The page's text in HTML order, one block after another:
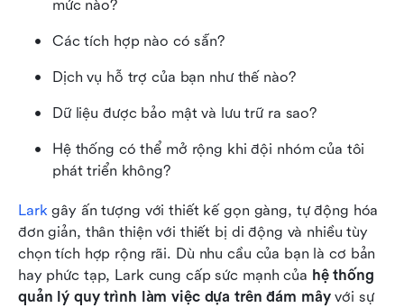
mức nào?
Các tích hợp nào có sẵn?
Dịch vụ hỗ trợ của bạn như thế nào?
Dữ liệu được bảo mật và lưu trữ ra sao?
Hệ thống có thể mở rộng khi đội nhóm của tôi
phát triển không?
Lark gây ấn tượng với thiết kế gọn gàng, tự động hóa
đơn giản, thân thiện với thiết bị di động và nhiều tùy
chọn tích hợp rộng rãi. Dù nhu cầu của bạn là cơ bản
hay phức tạp, Lark cung cấp sức mạnh của hệ thống
quản lý quy trình làm việc dựa trên đám mây với sự